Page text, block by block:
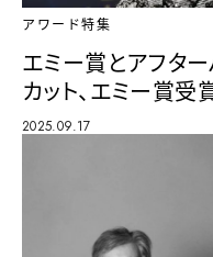
アワード特集
エミー賞とアフタ
カット、エミー賞受
2025.09.17